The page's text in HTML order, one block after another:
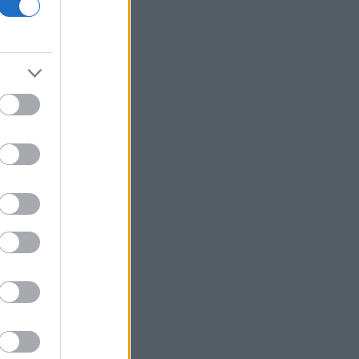
Συμβουλίου Ασφαλείας για τη
Εβδομαδιαία κέρδη 7% για τον χρυσό
Ισπανία: Η αστυνομία εξάρθρωσε
δίκτυο διακινητών με κέρδη 24 εκατ.
ευρώ
διαγωνισμός για την ανάπλαση των
204,6 εκατ. ευρώ
οικονομική ανάλυση με πολιτική
προπαγάνδα»
Υπ. Παιδείας: 3,35 εκατ. ευρώ στο
Η UEFA συνεχίζει το μποϊκοτάζ του
FIFA